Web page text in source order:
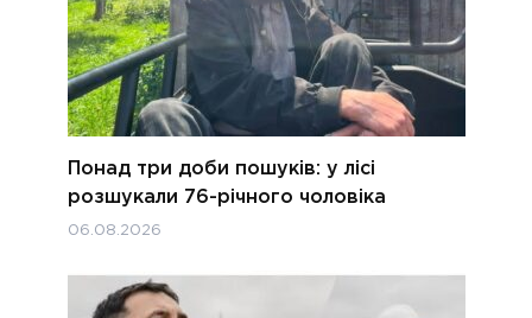
Понад три доби пошуків: у лісі
розшукали 76-річного чоловіка
06.08.2026